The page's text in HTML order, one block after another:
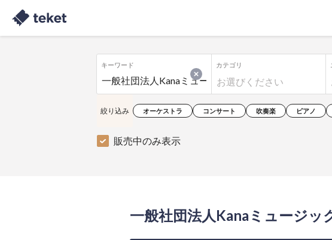
キーワード
オーケストラ コンサート 吹奏楽 ピアノ
カテゴリ
販売中のみ表示
絞り込み
一般社団法人Kanaミュージ